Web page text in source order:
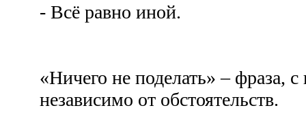
- Всё равно иной.
«Ничего не поделать» – фраза,
независимо от обстоятельств.